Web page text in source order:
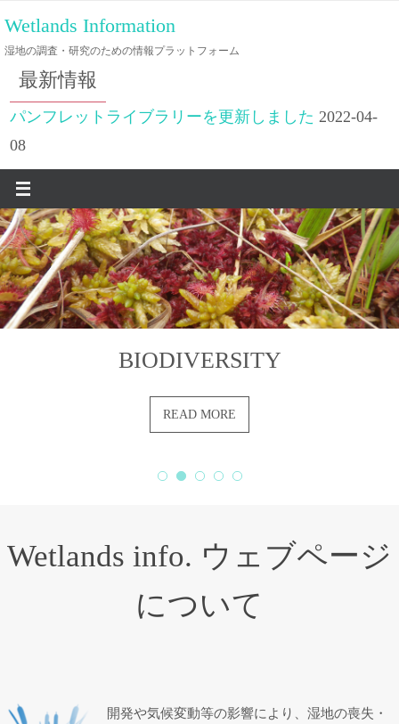
ン
テ
ツ
ス
プ
Wetlands Information
湿地の調査・研究のための情報プラットフォーム
最新情報
パンフレットライブラリーを更新しました 2022-04-
08
BIODIVERSITY
READ MORE
Wetlands info. ウェブページ
について
開発や気候変動等の影響により、湿地の喪失・